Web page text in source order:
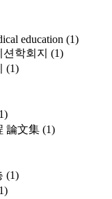
education (1)
학회지 (1)
(1)
論文集 (1)
(1)